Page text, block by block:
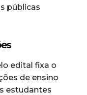
públicas
edital fixa o
de ensino
estudantes